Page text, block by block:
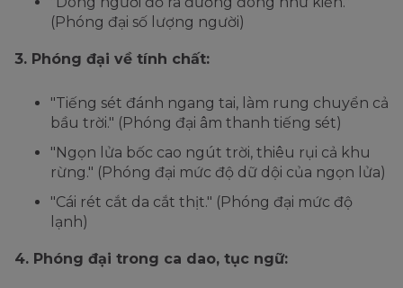
(Phóng đại số lượng người)
3. Phóng đại về tính chất:
"Tiếng sét đánh ngang tai, làm rung chuyển cả
bầu trời." (Phóng đại âm thanh tiếng sét)
"Ngọn lửa bốc cao ngút trời, thiêu rụi cả khu
rừng." (Phóng đại mức độ dữ dội của ngọn lửa)
"Cái rét cắt da cắt thịt." (Phóng đại mức độ
lạnh)
4. Phóng đại trong ca dao, tục ngữ: